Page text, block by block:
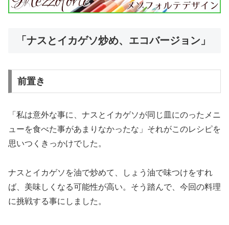
「ナスとイカゲソ炒め、エコバージョン」
前置き
「私は意外な事に、ナスとイカゲソが同じ皿にのったメニ
ューを食べた事があまりなかったな」それがこのレシピを
思いつくきっかけでした。
ナスとイカゲソを油で炒めて、しょう油で味つけをすれ
ば、美味しくなる可能性が高い。そう踏んで、今回の料理
に挑戦する事にしました。